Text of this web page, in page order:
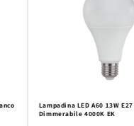
Lampadina LED A60 13W
Dimmerabile 4000K EK